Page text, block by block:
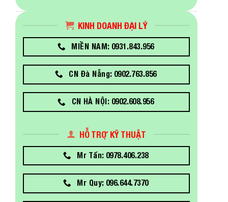
KINH DOANH ĐẠI LÝ
MIỀN NAM: 0931.843.956
CN Đà Nẵng: 0902.763.856
CN HÀ NỘI: 0902.608.956
HỖ TRỢ KỸ THUẬT
Mr Tấn: 0978.406.238
Mr Quy: 096.644.7370